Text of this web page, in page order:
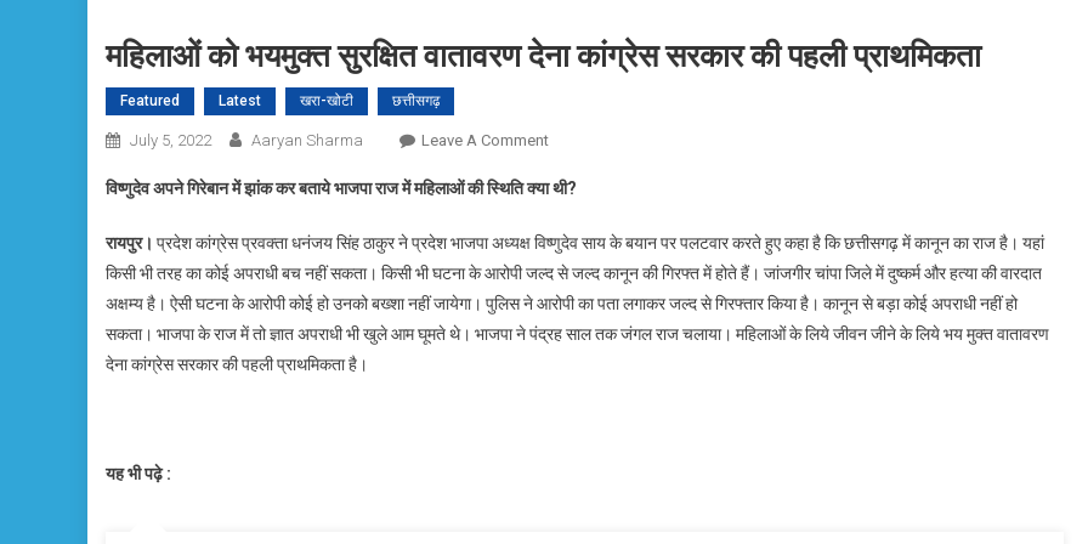
महिलाओं को भयमुक्त सुरक्षित वातावरण देना कांग्रेस सरकार की पहली प्राथमिकता
Featured Latest खरा-खोटी छत्तीसगढ़
July 5, 2022 Aaryan Sharma Leave A CommentOn
को
सुरक्षित
वातावरण
देना
कांग्रेस
विष्णुदेव अपने गिरेबान में झांक कर बताये भाजपा राज में महिलाओं की स्थिति क्या थी?
रायपुर। प्रदेश कांग्रेस प्रवक्ता धनंजय सिंह ठाकुर ने प्रदेश भाजपा अध्यक्ष विष्णुदेव साय के बयान पर पलटवार करते हुए कहा है कि छत्तीसगढ़ में कानून का राज है। यहां
किसी भी तरह का कोई अपराधी बच नहीं सकता। किसी भी घटना के आरोपी जल्द से जल्द कानून की गिरफ्त में होते हैं। जांजगीर चांपा जिले में दुष्कर्म और हत्या की वारदात
अक्षम्य है। ऐसी घटना के आरोपी कोई हो उनको बख्शा नहीं जायेगा। पुलिस ने आरोपी का पता लगाकर जल्द से गिरफ्तार किया है। कानून से बड़ा कोई अपराधी नहीं हो
सकता। भाजपा के राज में तो ज्ञात अपराधी भी खुले आम घूमते थे। भाजपा ने पंद्रह साल तक जंगल राज चलाया। महिलाओं के लिये जीवन जीने के लिये भय मुक्त वातावरण
देना कांग्रेस सरकार की पहली प्राथमिकता है।
यह भी पढ़े :